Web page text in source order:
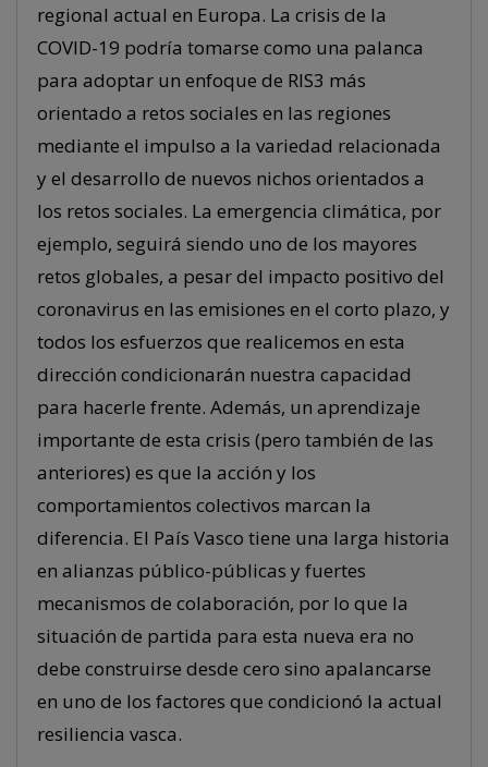
regional actual en Europa. La crisis de la
COVID-19 podría tomarse como una palanca
para adoptar un enfoque de RIS3 más
orientado a retos sociales en las regiones
mediante el impulso a la variedad relacionada
y el desarrollo de nuevos nichos orientados a
los retos sociales. La emergencia climática, por
ejemplo, seguirá siendo uno de los mayores
retos globales, a pesar del impacto positivo del
coronavirus en las emisiones en el corto plazo, y
todos los esfuerzos que realicemos en esta
dirección condicionarán nuestra capacidad
para hacerle frente. Además, un aprendizaje
importante de esta crisis (pero también de las
anteriores) es que la acción y los
comportamientos colectivos marcan la
diferencia. El País Vasco tiene una larga historia
en alianzas público-públicas y fuertes
mecanismos de colaboración, por lo que la
situación de partida para esta nueva era no
debe construirse desde cero sino apalancarse
en uno de los factores que condicionó la actual
resiliencia vasca.